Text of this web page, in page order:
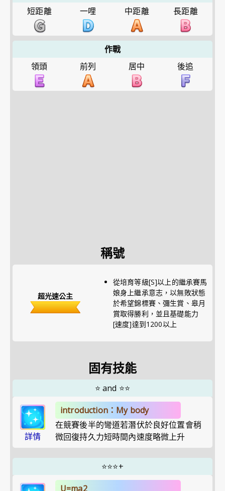
短距離
一哩 中距離 長距離
作戰
領頭
前列 居中 後追
稱號
超光速公主
從培育等級[S]以上的繼承賽馬
娘身上繼承意志，以無敗狀態
於希望錦標賽、彌生賞、皋月
賞取得勝利，並且基礎能力
[速度]達到1200以上
固有技能
⭐ and ⭐⭐
詳情
introduction：My body
在競賽後半的彎道若潛伏於良好位置會稍
微回復持久力短時間內速度略微上升
⭐⭐⭐+
U=ma2